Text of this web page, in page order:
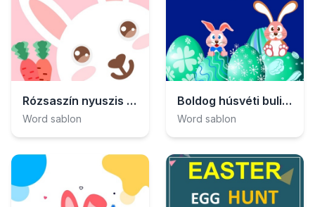
Rózsaszín nyuszis húsvéti plakát
Word sablon
Boldog húsvéti buli plakát
Word sablon